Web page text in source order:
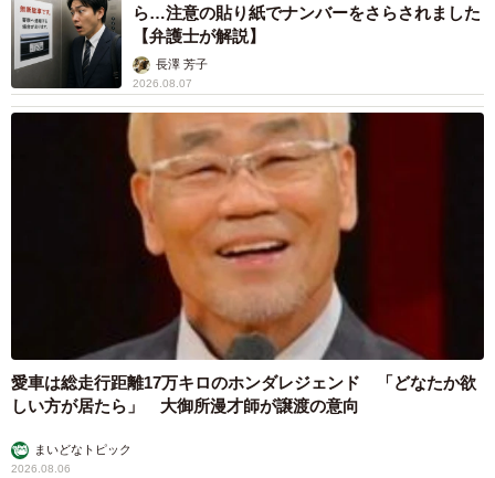
ら…注意の貼り紙でナンバーをさらされました
【弁護士が解説】
長澤 芳子
2026.08.07
愛車は総走行距離17万キロのホンダレジェンド 「どなたか欲
しい方が居たら」 大御所漫才師が譲渡の意向
まいどなトピック
2026.08.06